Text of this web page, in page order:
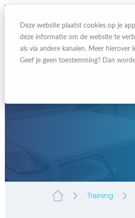
Deze website plaatst cookies op je
deze informatie om de website te
als via andere kanalen. Meer hierover
Geef je geen toestemming? Dan
Training